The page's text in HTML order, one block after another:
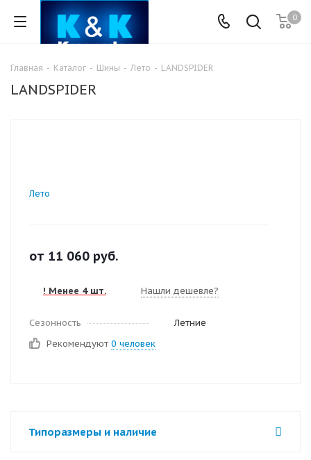
0
Главная - Каталог - Шины - Лето - LANDSPIDER
LANDSPIDER
Лето
от 11 060 руб.
! Менее 4 шт. Нашли дешевле?
Сезонность
Летние
Рекомендуют 0 человек
Типоразмеры и наличие